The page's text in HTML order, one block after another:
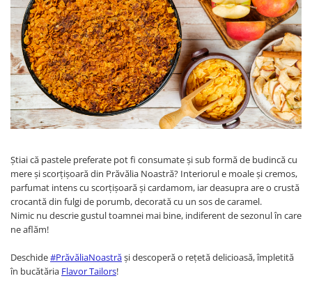
PASTE
CREME ȘI PASTE TARTINABILE
CONDIMENTE
CEAIURI GRECEȘTI
CIOCOLATĂ ȘI CACAO
HEALTHY SNACKS
SUPERALIMENTE
LACTATE
PRODUSE ECO / ORGANICE
PRODUSE ROMÂNEȘTI
COSMETICE
REMEDII NATURISTE
TOATE PRODUSELE
Știai că pastele preferate pot fi consumate și sub formă de budincă cu
mere și scorțișoară din Prăvălia Noastră? Interiorul e moale și cremos,
parfumat intens cu scorțișoară și cardamom, iar deasupra are o crustă
crocantă din fulgi de porumb, decorată cu un sos de caramel.
Nimic nu descrie gustul toamnei mai bine, indiferent de sezonul în care
ne aflăm!
Deschide#PrăvăliaNoastrăși descoperă o rețetă delicioasă, împletită
în bucătăria Flavor Tailors!